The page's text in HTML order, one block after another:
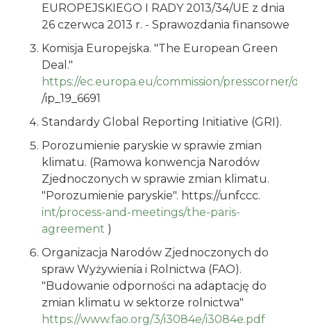
EUROPEJSKIEGO I RADY 2013/34/UE z dnia
26 czerwca 2013 r. - Sprawozdania finansowe
Komisja Europejska. "The European Green
Deal."
https://ec.europa.eu/commission/presscorner/
/ip_19_6691
Standardy Global Reporting Initiative (GRI).
Porozumienie paryskie w sprawie zmian
klimatu. (Ramowa konwencja Narodów
Zjednoczonych w sprawie zmian klimatu.
"Porozumienie paryskie". https://unfccc.
int/process-and-meetings/the-paris-
agreement )
Organizacja Narodów Zjednoczonych do
spraw Wyżywienia i Rolnictwa (FAO).
"Budowanie odporności na adaptację do
zmian klimatu w sektorze rolnictwa"
https://www.fao.org/3/i3084e/i3084e.pdf